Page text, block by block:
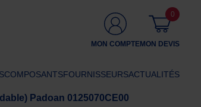
MON COMPTEMON DEVIS
0
COMPOSANTSFOURNISSEURSACTUALITÉS
Padoan 0125070CE00